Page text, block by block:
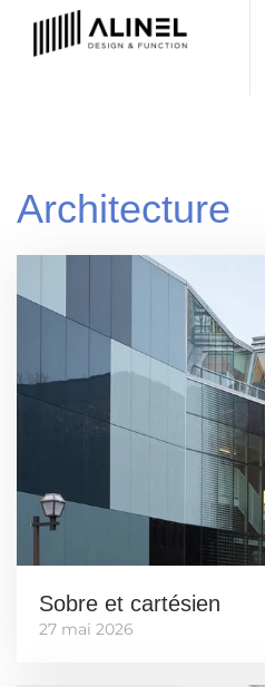
Architecture
Sobre et cartésien
27 mai 2026